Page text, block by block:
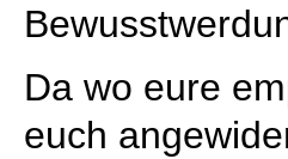
Da wo eure
euch